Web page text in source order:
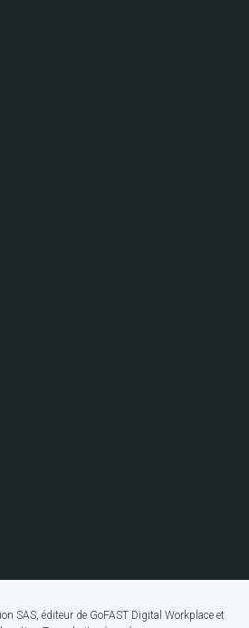
SAS, éditeur de GoFAST Digital Workplace et